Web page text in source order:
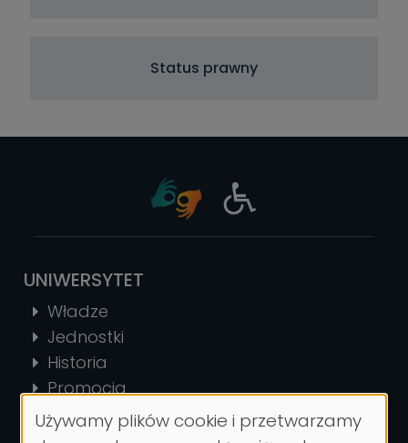
Status prawny
UNIWERSYTET
Władze
Jednostki
Historia
Promocja
Rzecznik prasowy
Używamy plików cookie i przetwarzamy